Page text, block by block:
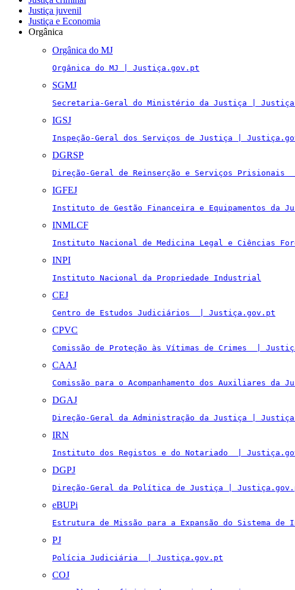
Justiça juvenil
Justiça e Economia
Orgânica
Orgânica do MJ
Orgânica do MJ | Justiça.gov.pt
SGMJ
Secretaria-Geral do Ministério da Justiça |
IGSJ
Inspeção-Geral dos Serviços de Justiça |
DGRSP
Direção-Geral de Reinserção e Serviços
IGFEJ
Instituto de Gestão Financeira e Equipamentos da
INMLCF
Instituto Nacional de Medicina Legal e Ciências
INPI
Instituto Nacional da Propriedade Industrial
CEJ
Centro de Estudos Judiciários  | Justiça.gov.pt
CPVC
Comissão de Proteção às Vítimas de Crimes  |
CAAJ
Comissão para o Acompanhamento dos Auxiliares da
DGAJ
Direção-Geral da Administração da Justiça |
IRN
Instituto dos Registos e do Notariado  |
DGPJ
Direção-Geral da Política de Justiça |
eBUPi
Estrutura de Missão para a Expansão do Sistema
PJ
Polícia Judiciária  | Justiça.gov.pt
COJ